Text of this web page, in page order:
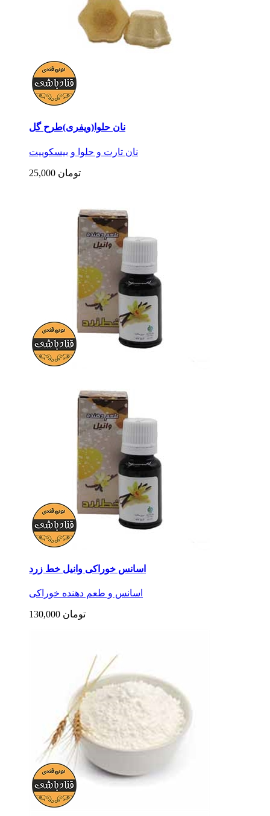
نان حلوا(ویفری)طرح گل
نان تارت و حلوا و بیسکوییت
25,000 تومان
اسانس خوراکی وانیل خط زرد
اسانس و طعم دهنده خوراکی
130,000 تومان